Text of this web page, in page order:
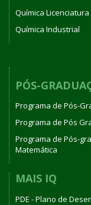
Química Licenciatura
Química Industrial
PÓS-
Programa de Pós-
Programa de Pós
Programa de Pós-
Matemática
MAIS IQ
PDE - Plano de